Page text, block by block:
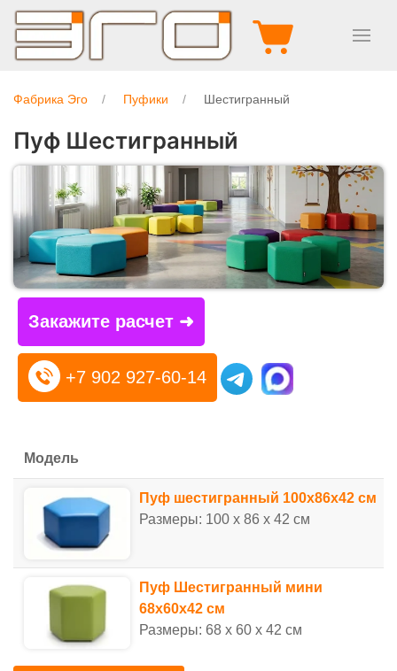
Фабрика Эго Пуфики Шестигранный
Пуф Шестигранный
Закажите расчет ➜
+7 902 927-60-14
Модель
Пуф шестигранный 100х86х42 см
Размеры: 100 x 86 x 42 см
Пуф Шестигранный мини
68х60х42 см
Размеры: 68 x 60 x 42 см